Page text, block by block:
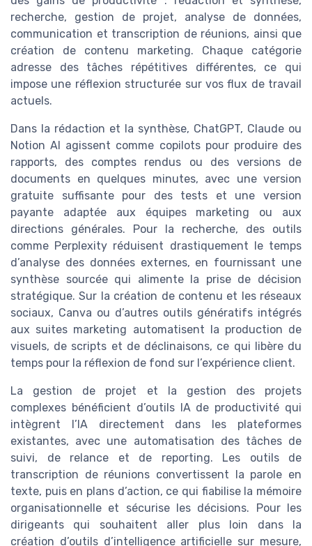
recherche, gestion de projet, analyse de données,
communication et transcription de réunions, ainsi que
création de contenu marketing. Chaque catégorie
adresse des tâches répétitives différentes, ce qui
impose une réflexion structurée sur vos flux de travail
actuels.
Dans la rédaction et la synthèse, ChatGPT, Claude ou
Notion AI agissent comme copilots pour produire des
rapports, des comptes rendus ou des versions de
documents en quelques minutes, avec une version
gratuite suffisante pour des tests et une version
payante adaptée aux équipes marketing ou aux
directions générales. Pour la recherche, des outils
comme Perplexity réduisent drastiquement le temps
d’analyse des données externes, en fournissant une
synthèse sourcée qui alimente la prise de décision
stratégique. Sur la création de contenu et les réseaux
sociaux, Canva ou d’autres outils génératifs intégrés
aux suites marketing automatisent la production de
visuels, de scripts et de déclinaisons, ce qui libère du
temps pour la réflexion de fond sur l’expérience client.
La gestion de projet et la gestion des projets
complexes bénéficient d’outils IA de productivité qui
intègrent l’IA directement dans les plateformes
existantes, avec une automatisation des tâches de
suivi, de relance et de reporting. Les outils de
transcription de réunions convertissent la parole en
texte, puis en plans d’action, ce qui fiabilise la mémoire
organisationnelle et sécurise les décisions. Pour les
dirigeants qui souhaitent aller plus loin dans la
création d’outils d’intelligence artificielle sur mesure,